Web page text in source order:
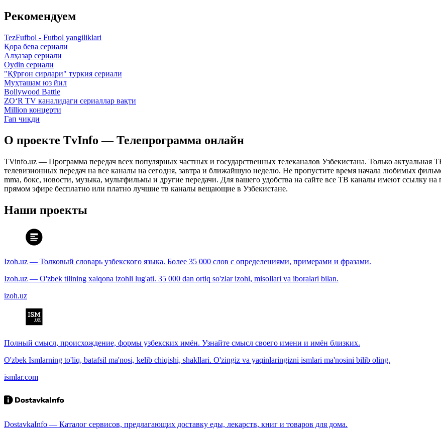
Рекомендуем
TezFufbol - Futbol yangiliklari
Қора бева сериали
Алҳазар сериали
Oydin сериали
"Қўрғон сирлари" туркия сериали
Муҳташам юз йил
Bollywood Battle
ZO‘R TV каналидаги сериаллар вақти
Million концерти
Гап чиқди
О проекте TvInfo — Телепрограмма онлайн
TVinfo.uz — Программа передач всех популярных частных и государственных телеканалов Узбекистана. Только
телевизионных передач на все каналы на сегодня, завтра и ближайшую неделю. Не пропустите время начала любимых
mma, бокс, новости, музыка, мультфильмы и другие передачи. Для вашего удобства на сайте все ТВ каналы имеют ссылку на
прямом эфире бесплатно или платно лучшие тв каналы вещающие в Узбекистане.
Наши проекты
Izoh.uz — Толковый словарь узбекского языка. Более 35 000 слов с определениями, примерами и фразами.
Izoh.uz — O'zbek tilining xalqona izohli lug'ati. 35 000 dan ortiq so'zlar izohi, misollari va iboralari bilan.
izoh.uz
Полный смысл, происхождение, формы узбекских имён. Узнайте смысл своего имени и имён близких.
O'zbek Ismlarning to'liq, batafsil ma'nosi, kelib chiqishi, shakllari. O'zingiz va yaqinlaringizni ismlari ma'nosini bilib oling.
ismlar.com
DostavkaInfo — Каталог сервисов, предлагающих доставку еды, лекарств, книг и товаров для дома.